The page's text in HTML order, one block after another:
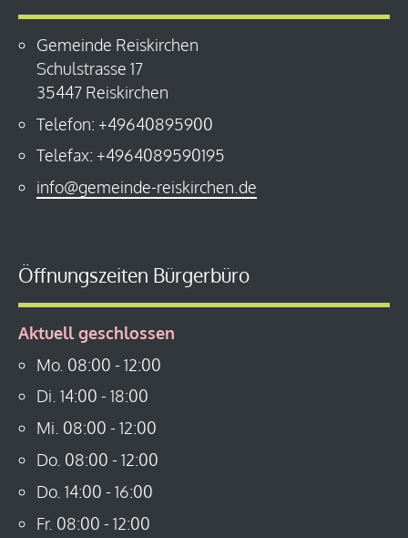
Gemeinde Reiskirchen
Schulstrasse 17
35447 Reiskirchen
Telefon: +49640895900
Telefax: +4964089590195
info@gemeinde-reiskirchen.de
Öffnungszeiten Bürgerbüro
Aktuell geschlossen
Mo. 08:00 - 12:00
Di. 14:00 - 18:00
Mi. 08:00 - 12:00
Do. 08:00 - 12:00
Do. 14:00 - 16:00
Fr. 08:00 - 12:00